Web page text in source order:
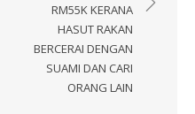
RM55K KERANA
HASUT RAKAN
BERCERAI DENGAN
SUAMI DAN CARI
ORANG LAIN